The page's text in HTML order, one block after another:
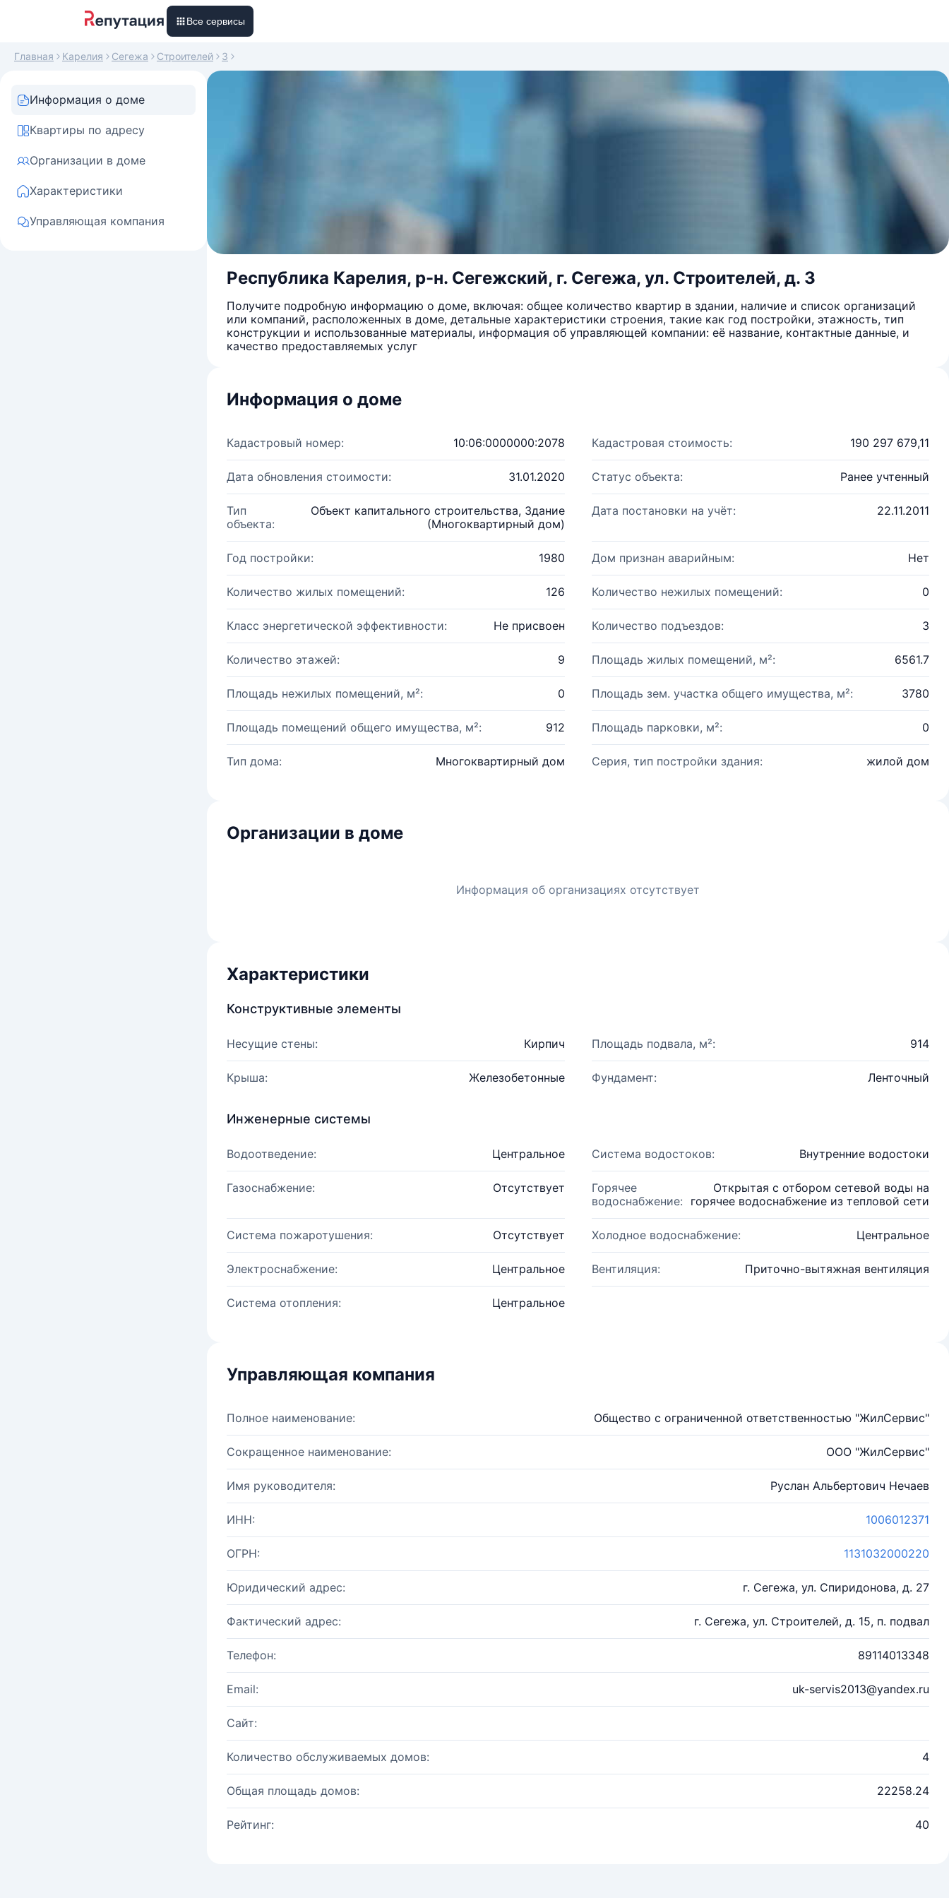
Все сервисы
Главная Карелия Сегежа Строителей 3
Информация о доме
Квартиры по адресу
Организации в доме
Характеристики
Управляющая компания
Республика Карелия, р-н. Сегежский, г. Сегежа, ул. Строителей, д. 3
Получите подробную информацию о доме, включая: общее количество квартир в здании, наличие и список организаций
или компаний, расположенных в доме, детальные характеристики строения, такие как год постройки, этажность, тип
конструкции и использованные материалы, информация об управляющей компании: её название, контактные данные, и
качество предоставляемых услуг
Информация о доме
Кадастровый номер: 10:06:0000000:2078 Кадастровая стоимость: 190 297 679,11
Дата обновления стоимости: 31.01.2020 Статус объекта: Ранее учтенный
Тип
объекта:
Объект капитального строительства, Здание
(Многоквартирный дом)
Дата постановки на учёт: 22.11.2011
Год постройки: 1980 Дом признан аварийным: Нет
Количество жилых помещений: 126 Количество нежилых помещений: 0
Класс энергетической эффективности: Не присвоен Количество подъездов: 3
Количество этажей: 9 Площадь жилых помещений, м²: 6561.7
Площадь нежилых помещений, м²: 0 Площадь зем. участка общего имущества, м²: 3780
Площадь помещений общего имущества, м²: 912 Площадь парковки, м²: 0
Тип дома: Многоквартирный дом Серия, тип постройки здания: жилой дом
Организации в доме
Информация об организациях отсутствует
Характеристики
Конструктивные элементы
Несущие стены: Кирпич Площадь подвала, м²: 914
Крыша: Железобетонные Фундамент: Ленточный
Инженерные системы
Водоотведение: Центральное Система водостоков: Внутренние водостоки
Газоснабжение: Отсутствует
Горячее
водоснабжение:
Открытая с отбором сетевой воды на
горячее водоснабжение из тепловой сети
Система пожаротушения: Отсутствует Холодное водоснабжение: Центральное
Электроснабжение: Центральное Вентиляция: Приточно-вытяжная вентиляция
Система отопления: Центральное
Управляющая компания
Полное наименование: Общество с ограниченной ответственностью "ЖилСервис"
Сокращенное наименование: ООО "ЖилСервис"
Имя руководителя: Руслан Альбертович Нечаев
ИНН: 1006012371
ОГРН: 1131032000220
Юридический адрес: г. Сегежа, ул. Спиридонова, д. 27
Фактический адрес: г. Сегежа, ул. Строителей, д. 15, п. подвал
Телефон: 89114013348
Email: uk-servis2013@yandex.ru
Сайт:
Количество обслуживаемых домов: 4
Общая площадь домов: 22258.24
Рейтинг: 40